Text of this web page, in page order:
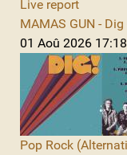
Live report
MAMAS GUN -
01 Aoû 2026
Pop Rock